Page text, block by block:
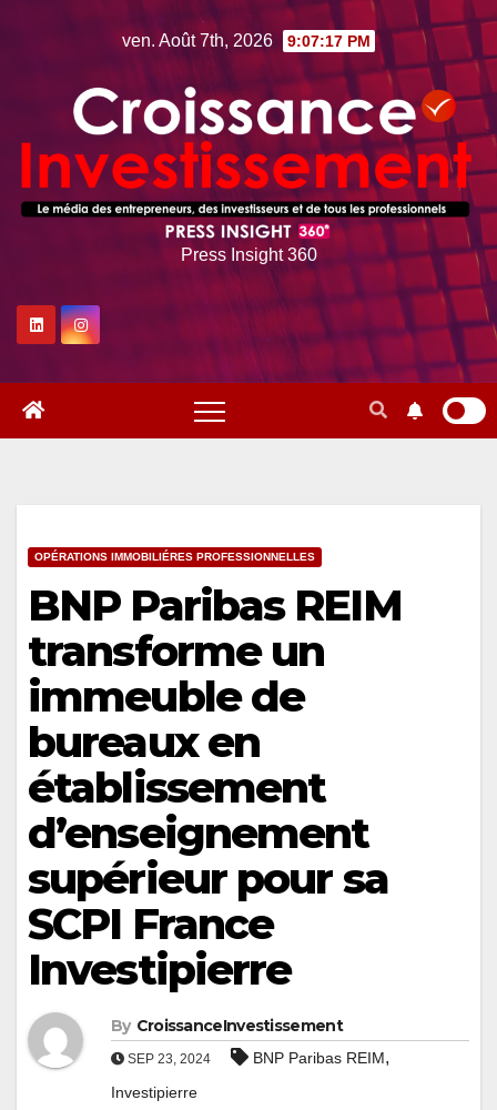
ven. Août 7th, 2026 9:07:18 PM
Press Insight 360
OPÉRATIONS IMMOBILIÉRES PROFESSIONNELLES
BNP Paribas REIM
transforme un
immeuble de
bureaux en
établissement
d’enseignement
supérieur pour sa
SCPI France
Investipierre
By CroissanceInvestissement
SEP 23, 2024 BNP Paribas REIM,
Investipierre